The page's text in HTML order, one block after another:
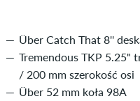
Über Catch That 8''
Tremendous TKP 5.25"
/ 200 mm szerokość osi
Über 52 mm koła 98A